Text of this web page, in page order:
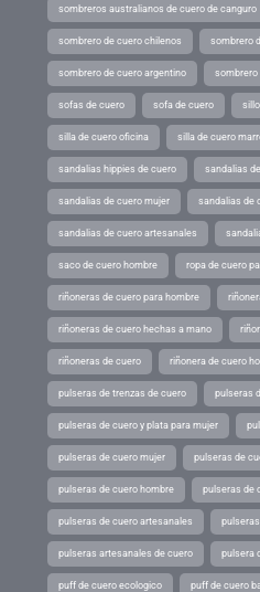
sombreros australianos de cuero de canguro
sombrero de cuero chilenos sombrero
sombrero de cuero argentino sombrero
sofas de cuero sofa de cuero
silla de cuero oficina silla de cuero
sandalias hippies de cuero sandalias
sandalias de cuero mujer sandalias de
sandalias de cuero artesanales
saco de cuero hombre ropa de cuero
riñoneras de cuero para hombre
riñoneras de cuero hechas a mano
riñoneras de cuero riñonera de cuero
pulseras de trenzas de cuero pulseras
pulseras de cuero y plata para mujer
pulseras de cuero mujer pulseras de
pulseras de cuero hombre pulseras de
pulseras de cuero artesanales
pulseras artesanales de cuero pulsera
puff de cuero ecologico puff de cuero